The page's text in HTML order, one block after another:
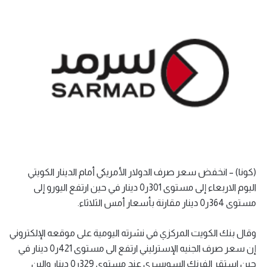
(كونا) – انخفض سعر صرف الدولار الأمريكي أمام الدينار الكويتي
اليوم الاربعاء إلى مستوى 301ر0 دينار في حين ارتفع اليورو إلى
مستوى 364ر0 دينار مقارنة بأسعار أمس الثلاثاء.
وقال بنك الكويت المركزي في نشرته اليومية على موقعه الإلكتروني
إن سعر صرف الجنيه الإسترليني ارتفع الى مستوى 421ر0 دينار في
حين استقر الفرنك السويسري عند مستوى 329ر0 دينار والين